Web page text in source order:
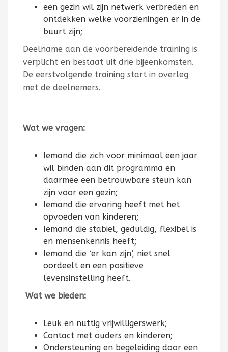
een gezin wil zijn netwerk verbreden en
ontdekken welke voorzieningen er in de
buurt zijn;
Deelname aan de voorbereidende training is
verplicht en bestaat uit drie bijeenkomsten.
De eerstvolgende training start in overleg
met de deelnemers.
Wat we vragen:
Iemand die zich voor minimaal een jaar
wil binden aan dit programma en
daarmee een betrouwbare steun kan
zijn voor een gezin;
Iemand die ervaring heeft met het
opvoeden van kinderen;
Iemand die stabiel, geduldig, flexibel is
en mensenkennis heeft;
Iemand die ‘er kan zijn’, niet snel
oordeelt en een positieve
levensinstelling heeft.
Wat we bieden:
Leuk en nuttig vrijwilligerswerk;
Contact met ouders en kinderen;
Ondersteuning en begeleiding door een